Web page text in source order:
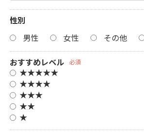
性別
男性
女性 その他
おすすめレベル 必須
★★★★★
★★★★
★★★
★★
★